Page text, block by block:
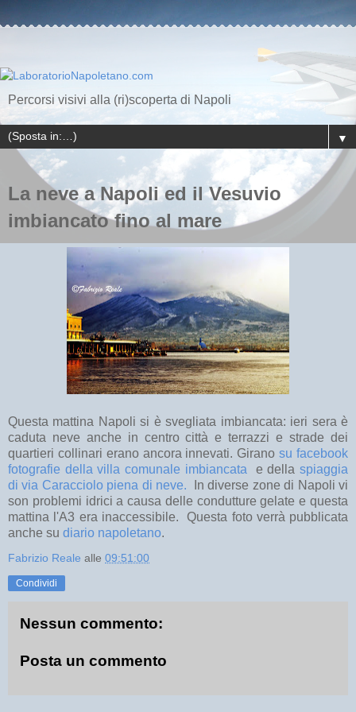
Percorsi visivi alla (ri)scoperta di Napoli
▼
La neve a Napoli ed il Vesuvio
imbiancato fino al mare
Questa mattina Napoli si è svegliata imbiancata: ieri sera è
caduta neve anche in centro città e terrazzi e strade dei
quartieri collinari erano ancora innevati. Girano su facebook
fotografie della villa comunale imbiancata e della spiaggia
di via Caracciolo piena di neve. In diverse zone di Napoli vi
son problemi idrici a causa delle condutture gelate e questa
mattina l'A3 era inaccessibile. Questa foto verrà pubblicata
anche su diario napoletano.
Fabrizio Reale alle 09:51:00
Condividi
Nessun commento:
Posta un commento